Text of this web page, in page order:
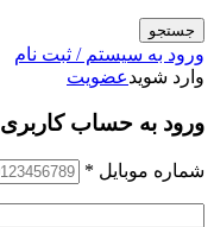
جستجو
ورود به سیستم / ثبت نام
وارد شویدعضویت
ورود به حساب کاربری
شماره موبایل *